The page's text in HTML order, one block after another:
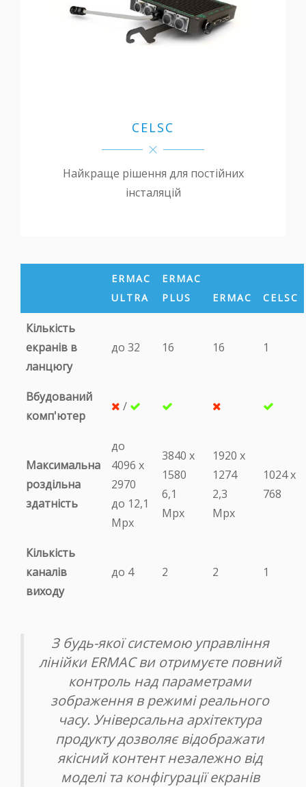
CELSC
Найкраще рішення для постійних
інсталяцій
ERMAC
ULTRA
ERMAC
PLUS
ERMAC CELSC
Кількість
екранів в
ланцюгу
до 32 16 16 1
Вбудований
комп'ютер
/
Максимальна
роздільна
здатність
до
4096 х
2970
до 12,1
Mpx
3840 х
1580
6,1
Mpx
1920 х
1274
2,3
Mpx
1024 х
768
Кількість
каналів
виходу
до 4 2 2 1
З будь-якої системою управління
лінійки ERMAC ви отримуєте повний
контроль над параметрами
зображення в режимі реального
часу. Універсальна архітектура
продукту дозволяє відображати
якісний контент незалежно від
моделі та конфігурації екранів